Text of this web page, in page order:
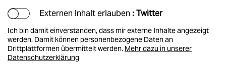
Externen Inhalt erlauben : Twitter
Ich bin damit einverstanden, dass mir externe Inhalte angezeigt
werden. Damit können personenbezogene Daten an
Drittplattformen übermittelt werden. Mehr dazu in unserer
Datenschutzerklärung